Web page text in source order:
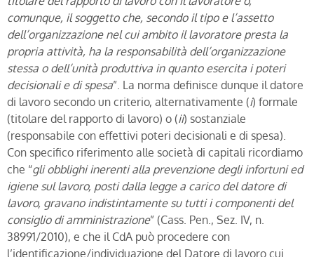
comunque, il soggetto che, secondo il tipo e l’assetto
dell’organizzazione nel cui ambito il lavoratore presta la
propria attività, ha la responsabilità dell’organizzazione
stessa o dell’unità produttiva in quanto esercita i poteri
decisionali e di spesa”. La norma definisce dunque il datore
di lavoro secondo un criterio, alternativamente (i) formale
(titolare del rapporto di lavoro) o (ii) sostanziale
(responsabile con effettivi poteri decisionali e di spesa).
Con specifico riferimento alle società di capitali ricordiamo
che “gli obblighi inerenti alla prevenzione degli infortuni ed
igiene sul lavoro, posti dalla legge a carico del datore di
lavoro, gravano indistintamente su tutti i componenti del
consiglio di amministrazione” (Cass. Pen., Sez. IV, n.
38991/2010), e che il CdA può procedere con
l’identificazione/individuazione del Datore di lavoro cui